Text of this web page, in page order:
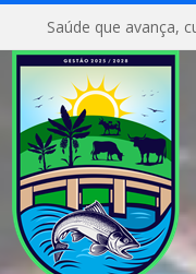
Saúde que avança,